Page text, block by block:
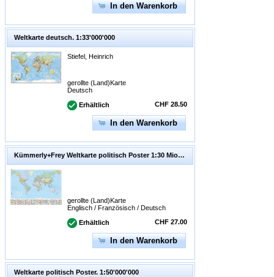
In den Warenkorb
Weltkarte deutsch. 1:33'000'000
Stiefel, Heinrich
gerollte (Land)Karte
Deutsch
Erhältlich CHF 28.50
In den Warenkorb
Kümmerly+Frey Weltkarte politisch Poster 1:30 Mio. 1:30'000'000
gerollte (Land)Karte
Englisch / Französisch / Deutsch
Erhältlich CHF 27.00
In den Warenkorb
Weltkarte politisch Poster. 1:50'000'000